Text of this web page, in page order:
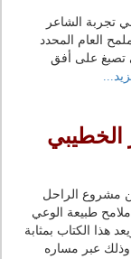
تجربة الشاعر
العام المحدد
تصبغ على أفق
الخطيبي
مشروع الراحل
ملامح طبيعة الوعي
هذا الكتاب بمثابة
وذلك عبر مساره